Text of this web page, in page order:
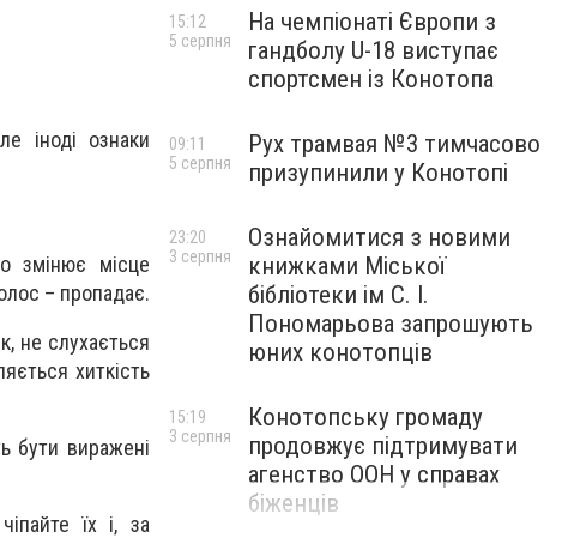
іноді ознаки
змінює місце
– пропадає.
не слухається
хиткість
бути виражені
їх і, за
На чемпіонаті Європи з
гандболу U-18 виступає
спортсмен із Конотопа
15:12
5 серпня
Рух трамвая №3 тимчасово
призупинили у Конотопі
09:11
5 серпня
Ознайомитися з новими
книжками Міської
бібліотеки ім С. І.
Пономарьова запрошують
юних конотопців
23:20
3 серпня
Конотопську громаду
продовжує підтримувати
агенство ООН у справах
біженців
15:19
3 серпня